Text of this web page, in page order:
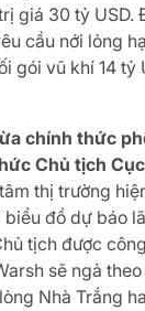
giá 30 tỷ USD.
cầu nới lỏng
gói vũ khí 14 tỷ
chính thức
Chủ tịch
thị trường
đồ dự báo
tịch được
sẽ ngả
Nhà Trắng